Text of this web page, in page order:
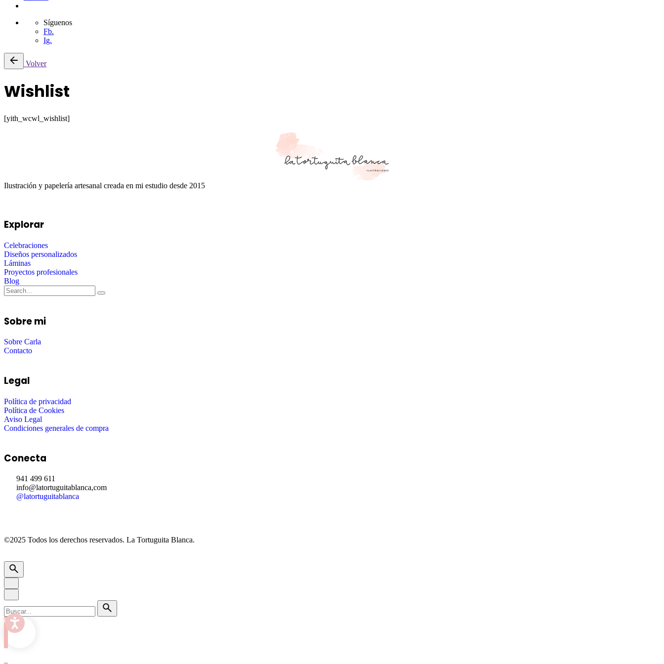
Síguenos
Fb.
Ig.
Volver
Wishlist
[yith_wcwl_wishlist]
Ilustración y papelería artesanal creada en mi estudio desde 2015
Explorar
Celebraciones
Diseños personalizados
Láminas
Proyectos profesionales
Blog
Sobre mi
Sobre Carla
Contacto
Legal
Política de privacidad
Política de Cookies
Aviso Legal
Condiciones generales de compra
Conecta
941 499 611
info@latortuguitablanca,com
@latortuguitablanca
©2025 Todos los derechos reservados. La Tortuguita Blanca.
0